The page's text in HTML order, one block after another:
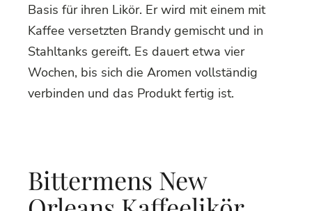
Basis für ihren Likör. Er wird mit einem mit
Kaffee versetzten Brandy gemischt und in
Stahltanks gereift. Es dauert etwa vier
Wochen, bis sich die Aromen vollständig
verbinden und das Produkt fertig ist.
Bittermens New